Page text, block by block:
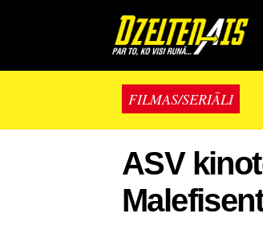
FILMAS/SERIĀLI
ASV